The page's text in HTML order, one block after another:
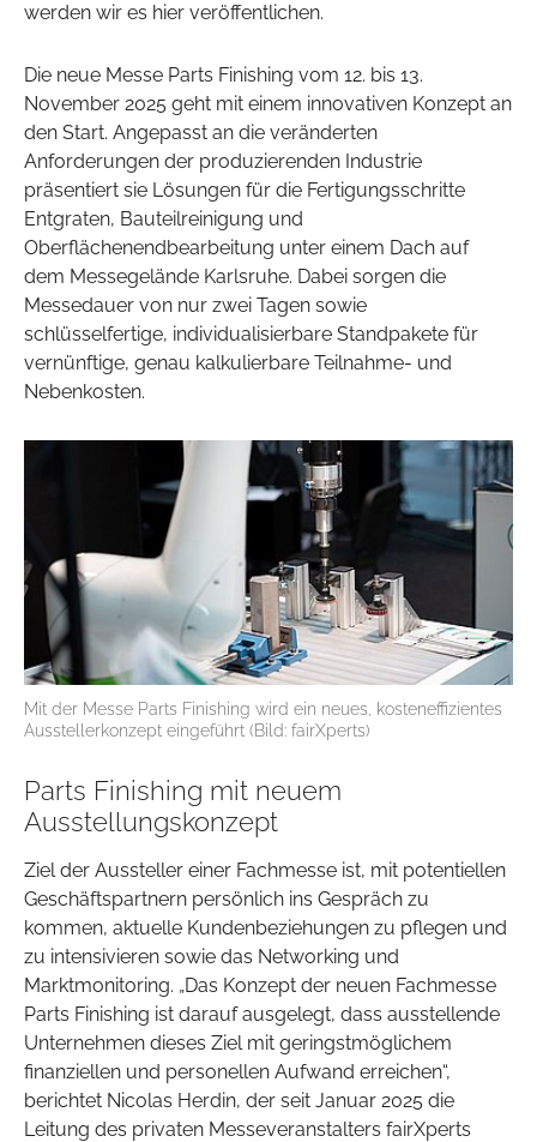
werden wir es hier veröffentlichen.
Die neue Messe Parts Finishing vom 12. bis 13.
November 2025 geht mit einem innovativen Konzept an
den Start. Angepasst an die veränderten
Anforderungen der produzierenden Industrie
präsentiert sie Lösungen für die Fertigungsschritte
Entgraten, Bauteilreinigung und
Oberflächenendbearbeitung unter einem Dach auf
dem Messegelände Karlsruhe. Dabei sorgen die
Messedauer von nur zwei Tagen sowie
schlüsselfertige, individualisierbare Standpakete für
vernünftige, genau kalkulierbare Teilnahme- und
Nebenkosten.
Mit der Messe Parts Finishing wird ein neues, kosteneffizientes
Ausstellerkonzept eingeführt (Bild: fairXperts)
Parts Finishing mit neuem
Ausstellungskonzept
Ziel der Aussteller einer Fachmesse ist, mit potentiellen
Geschäftspartnern persönlich ins Gespräch zu
kommen, aktuelle Kundenbeziehungen zu pflegen und
zu intensivieren sowie das Networking und
Marktmonitoring. „Das Konzept der neuen Fachmesse
Parts Finishing ist darauf ausgelegt, dass ausstellende
Unternehmen dieses Ziel mit geringstmöglichem
finanziellen und personellen Aufwand erreichen“,
berichtet Nicolas Herdin, der seit Januar 2025 die
Leitung des privaten Messeveranstalters fairXperts